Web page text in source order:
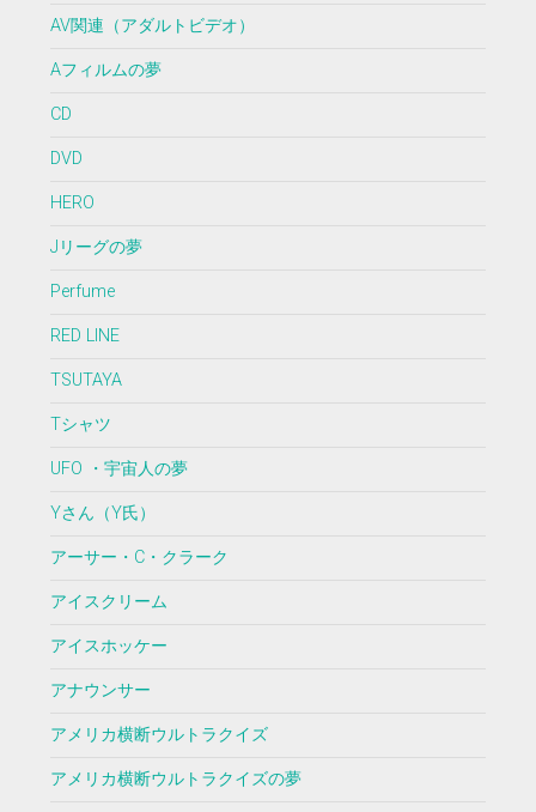
AV関連（アダルトビデオ）
Aフィルムの夢
CD
DVD
HERO
Jリーグの夢
Perfume
RED LINE
TSUTAYA
Tシャツ
UFO ・宇宙人の夢
Yさん（Y氏）
アーサー・C・クラーク
アイスクリーム
アイスホッケー
アナウンサー
アメリカ横断ウルトラクイズ
アメリカ横断ウルトラクイズの夢